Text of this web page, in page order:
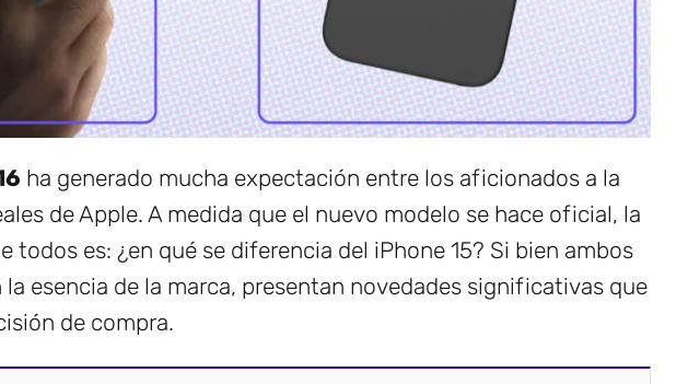
ha generado mucha expectación entre los aficionados a la
de Apple. A medida que el nuevo modelo se hace oficial, la
todos es: ¿en qué se diferencia del iPhone 15? Si bien ambos
esencia de la marca, presentan novedades significativas que
de compra.